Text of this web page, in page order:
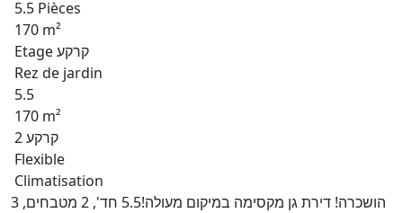
5.5 Pièces
170 m²
Etage קרקע
Rez de jardin
5.5
170 m²
קרקע 2
Flexible
Climatisation
הושכרה! דירת גן מקסימה במיקום מעולה!5.5 חד', 2 מטבחים, 3